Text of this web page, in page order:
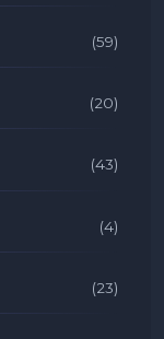
(59)
(20)
(43)
(4)
(23)